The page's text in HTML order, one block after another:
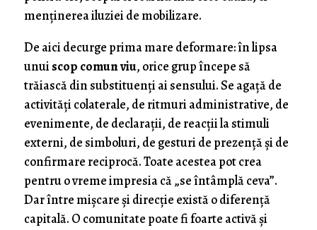
menținerea iluziei de mobilizare.
De aici decurge prima mare deformare: în lipsa
unui scop comun viu, orice grup începe să
trăiască din substituenți ai sensului. Se agață de
activități colaterale, de ritmuri administrative, de
evenimente, de declarații, de reacții la stimuli
externi, de simboluri, de gesturi de prezență și de
confirmare reciprocă. Toate acestea pot crea
pentru o vreme impresia că „se întâmplă ceva”.
Dar între mișcare și direcție există o diferență
capitală. O comunitate poate fi foarte activă și